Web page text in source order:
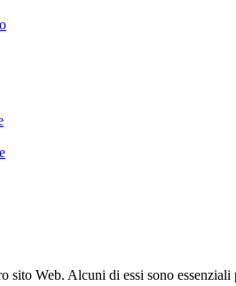
sito Web. Alcuni di essi sono essenziali